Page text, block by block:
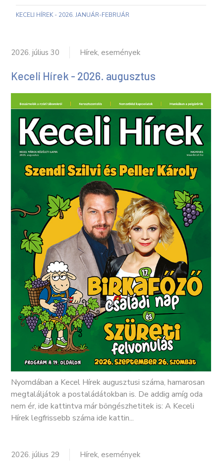
KECELI HÍREK - 2026. JANUÁR-FEBRUÁR
2026. július 30 Hírek, események
Keceli Hírek - 2026. augusztus
Nyomdában a Kecel Hírek augusztusi száma, hamarosan
megtaláljátok a postaládátokban is. De addig amíg oda
nem ér, ide kattintva már böngészhetitek is: A Keceli
Hírek legfrissebb száma ide kattin...
2026. július 29 Hírek, események